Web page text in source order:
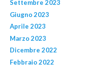
Settembre 2023
Giugno 2023
Aprile 2023
Marzo 2023
Dicembre 2022
Febbraio 2022